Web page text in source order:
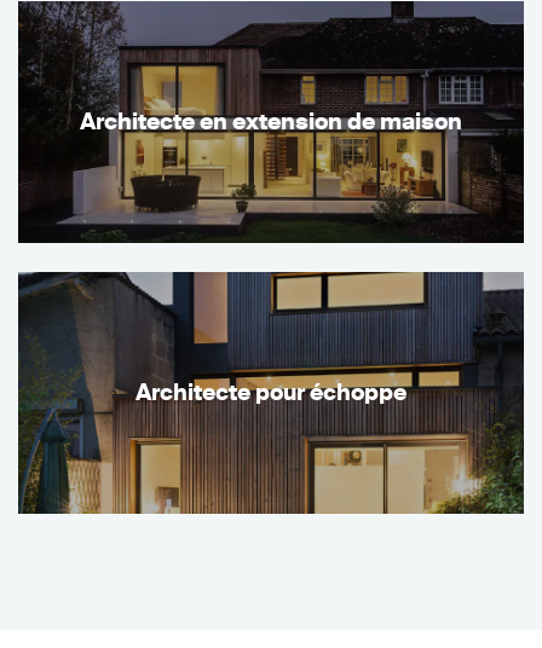
Architecte en extension de maison
Architecte pour échoppe